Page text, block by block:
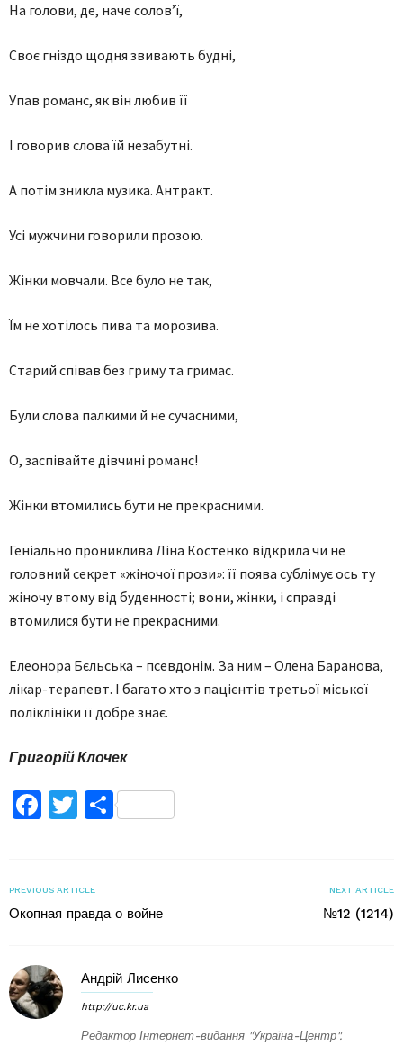
На голови, де, наче солов’ї,
Своє гніздо щодня звивають будні,
Упав романс, як він любив її
І говорив слова їй незабутні.
А потім зникла музика. Антракт.
Усі мужчини говорили прозою.
Жінки мовчали. Все було не так,
Їм не хотілось пива та морозива.
Старий співав без гриму та гримас.
Були слова палкими й не сучасними,
О, заспівайте дівчині романс!
Жінки втомились бути не прекрасними.
Геніально прониклива Ліна Костенко відкрила чи не
головний секрет «жіночої прози»: її поява сублімує ось ту
жіночу втому від буденності; вони, жінки, і справді
втомилися бути не прекрасними.
Елеонора Бєльська – псевдонім. За ним – Олена Баранова,
лікар-терапевт. І багато хто з пацієнтів третьої міської
поліклініки її добре знає.
Григорій Клочек
Facebook
TwitterПоділитися
PREVIOUS ARTICLE
Окопная правда о войне
NEXT ARTICLE
№12 (1214)
Андрій Лисенко
http://uc.kr.ua
Редактор Інтернет-видання "Україна-Центр".